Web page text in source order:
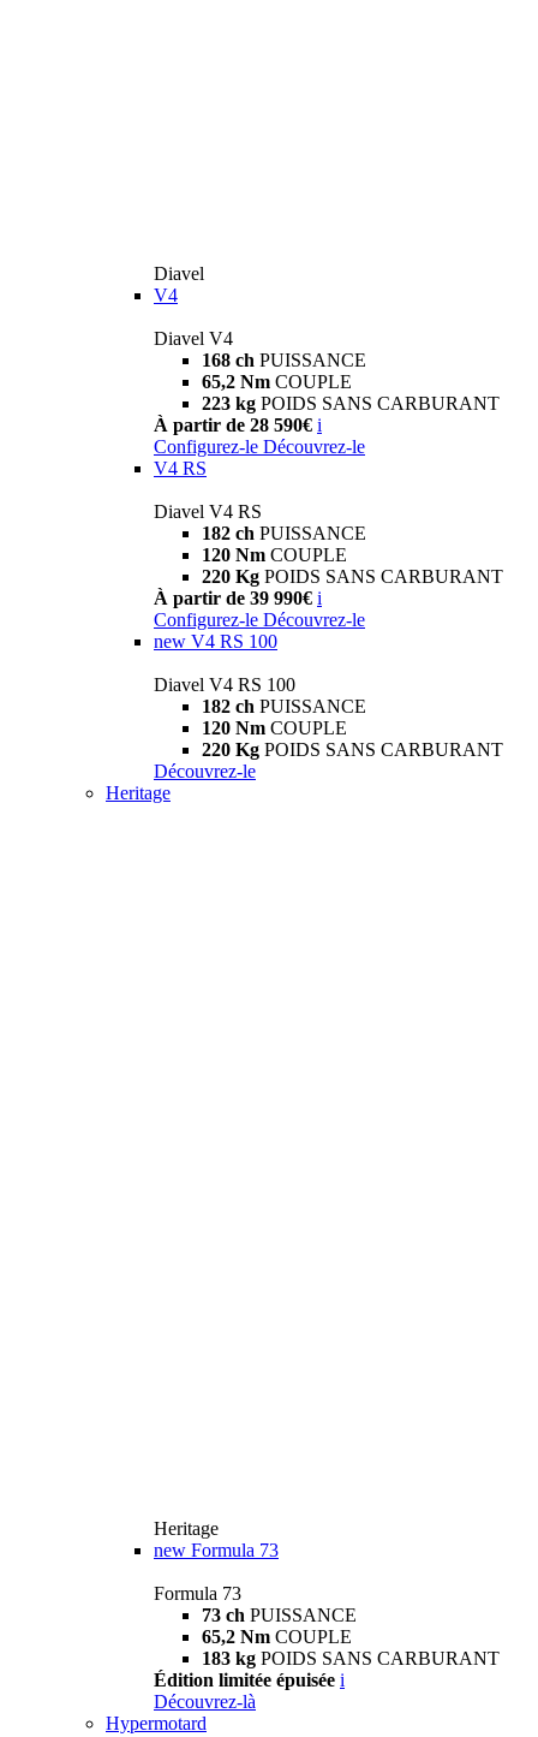
Diavel
V4
Diavel V4
168 ch PUISSANCE
65,2 Nm COUPLE
223 kg POIDS SANS CARBURANT
À partir de 28 590€ i
Configurez-le Découvrez-le
V4 RS
Diavel V4 RS
182 ch PUISSANCE
120 Nm COUPLE
220 Kg POIDS SANS CARBURANT
À partir de 39 990€ i
Configurez-le Découvrez-le
new V4 RS 100
Diavel V4 RS 100
182 ch PUISSANCE
120 Nm COUPLE
220 Kg POIDS SANS CARBURANT
Découvrez-le
Heritage
Heritage
new Formula 73
Formula 73
73 ch PUISSANCE
65,2 Nm COUPLE
183 kg POIDS SANS CARBURANT
Édition limitée épuisée i
Découvrez-là
Hypermotard